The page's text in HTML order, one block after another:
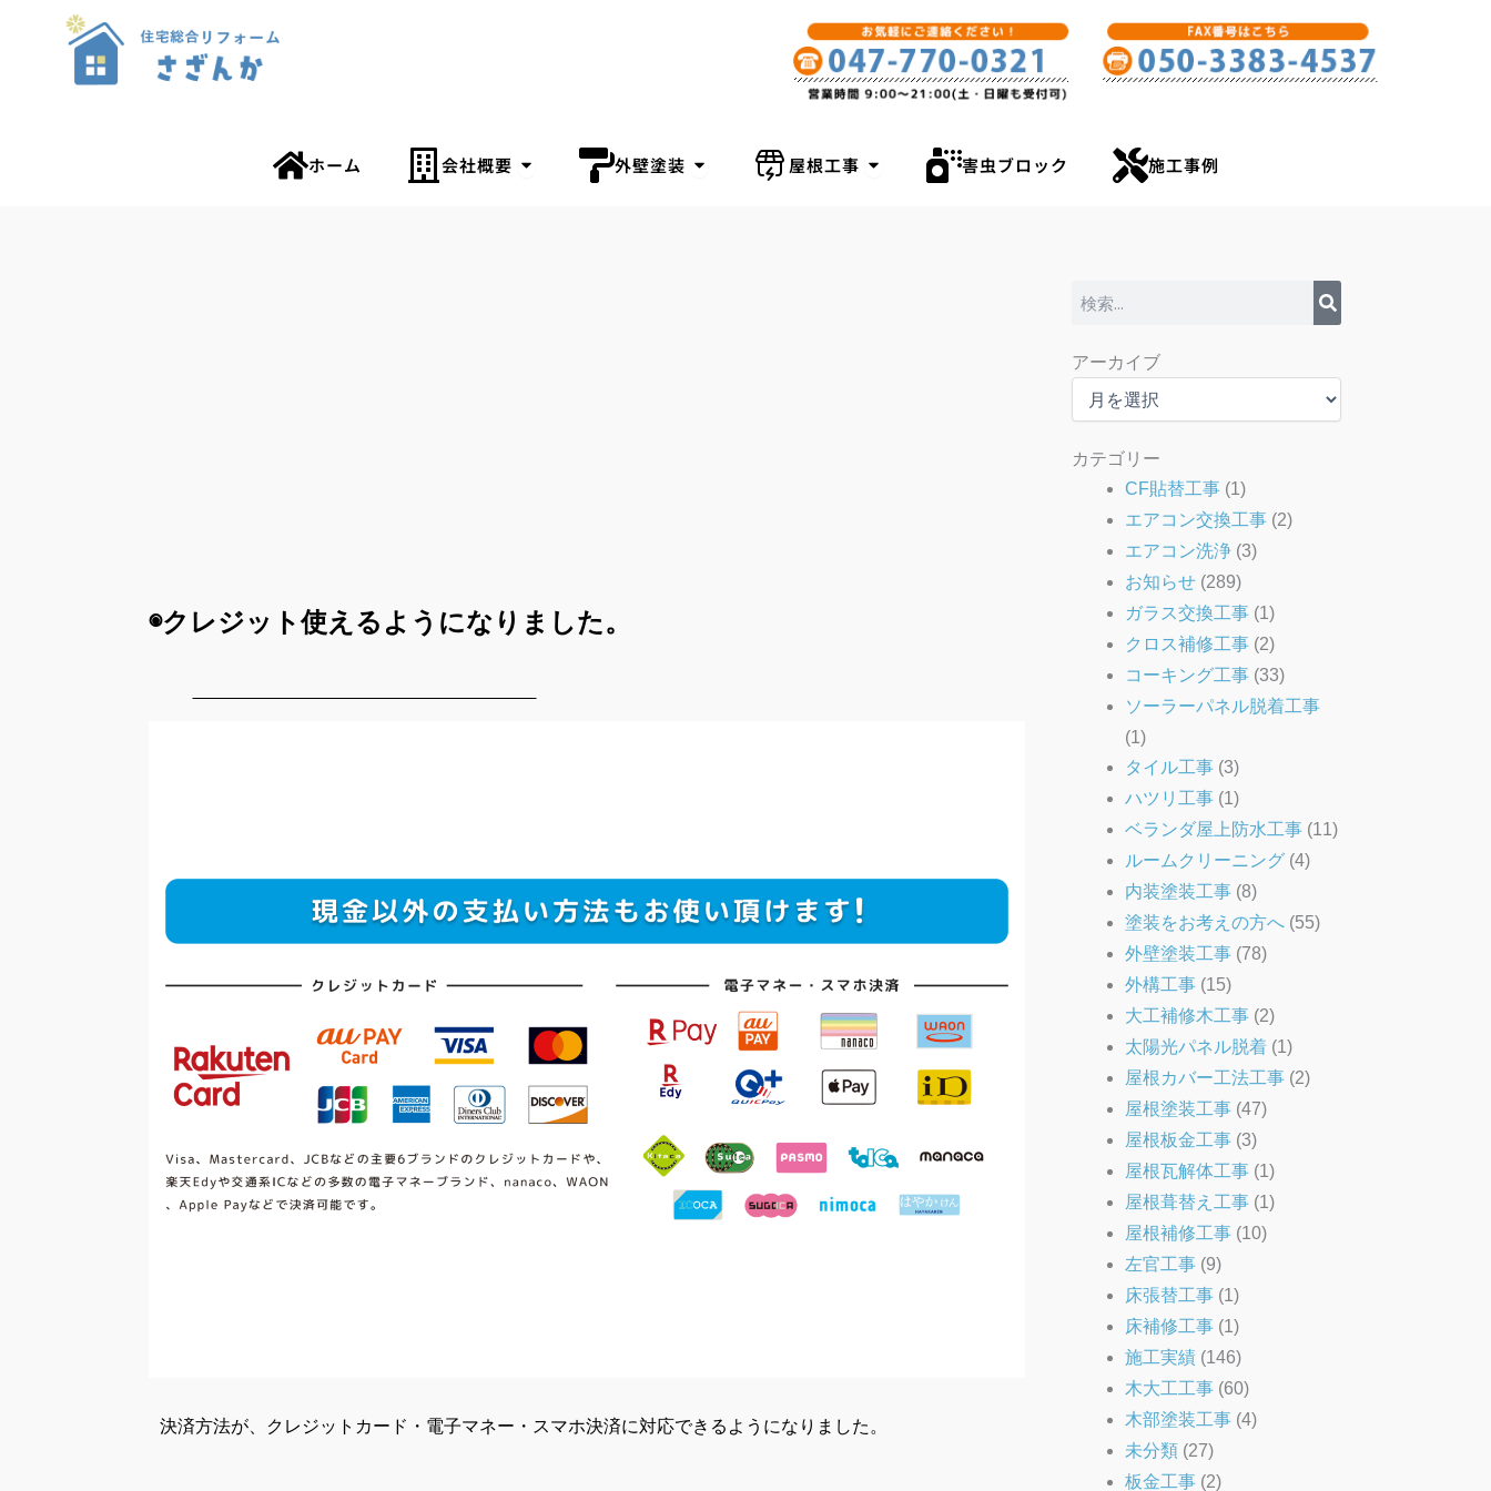
ホーム 会社概要 OPEN 会社概要外壁塗装 OPEN 外壁塗装屋根工事 OPEN 屋根工事害虫ブロック 施工事例
◉クレジット使えるようになりました。
決済方法が、クレジットカード・電子マネー・スマホ決済に対応できるようになりました。
索
アーカイブ
ア
ー
イ
カテゴリー
CF貼替工事(1)
エアコン交換工事(2)
エアコン洗浄(3)
お知らせ(289)
ガラス交換工事(1)
クロス補修工事(2)
コーキング工事(33)
ソーラーパネル脱着工事
(1)
タイル工事(3)
ハツリ工事(1)
ベランダ屋上防水工事(11)
ルームクリーニング(4)
内装塗装工事(8)
塗装をお考えの方へ(55)
外壁塗装工事(78)
外構工事(15)
大工補修木工事(2)
太陽光パネル脱着(1)
屋根カバー工法工事(2)
屋根塗装工事(47)
屋根板金工事(3)
屋根瓦解体工事(1)
屋根葺替え工事(1)
屋根補修工事(10)
左官工事(9)
床張替工事(1)
床補修工事(1)
施工実績(146)
木大工工事(60)
木部塗装工事(4)
未分類 (27)
板金工事(2)